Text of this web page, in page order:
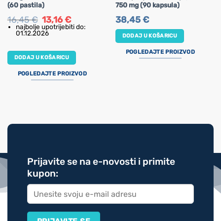
(60 pastila)
16,45€ Izvorna
cijena
bila
je:
13,16€Trenutna
cijena
je:
najbolje upotrijebiti do:
01.12.2026
DODAJ U KOŠARICU
POGLEDAJTE PROIZVOD
750 mg (90 kapsula)
38,45€
DODAJ U KOŠARICU
POGLEDAJTE PROIZVOD
Prijavite se na e-novosti i primite
kupon: